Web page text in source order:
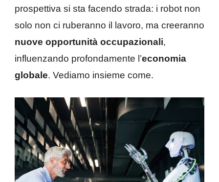
prospettiva si sta facendo strada: i robot non
solo non ci ruberanno il lavoro, ma creeranno
nuove opportunità occupazionali,
influenzando profondamente l’economia
globale. Vediamo insieme come.